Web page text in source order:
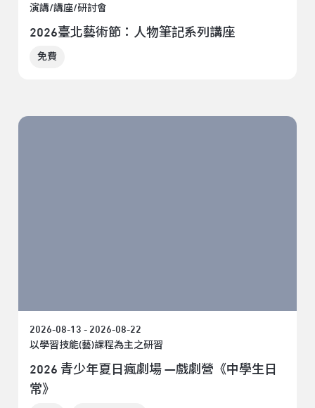
演講/講座/研討會
2026臺北藝術節：人物筆記系列講座
免費
2026-08-13 - 2026-08-22
以學習技能(藝)課程為主之研習
2026 青少年夏日瘋劇場 —戲劇營《中學生日
常》